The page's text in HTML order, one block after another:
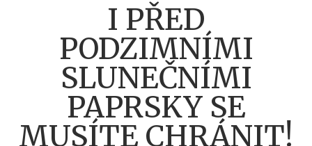
I PŘED
PODZIMNÍMI
SLUNEČNÍMI
PAPRSKY SE
MUSÍTE CHRÁNIT!